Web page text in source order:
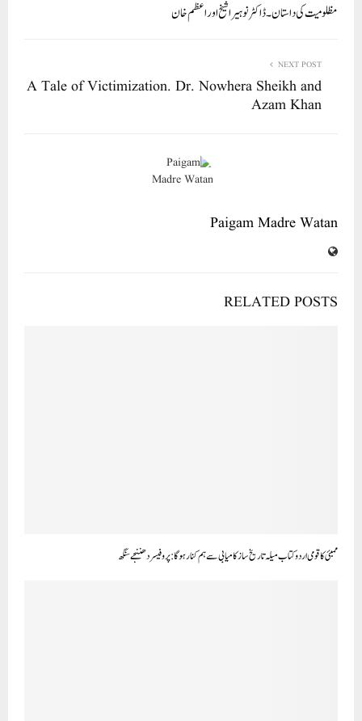
pp
مظلومیت کی داستان ۔ ڈاکٹر نوہیرا شیخ اور اعظم خان
NEXT POST
A Tale of Victimization. Dr. Nowhera Sheikh and
Azam Khan
Paigam Madre Watan
RELATED POSTS
ممبئی کا قومی اردو کتاب میلہ تاریخ ساز کامیابی سے ہم کنار ہوگا : پروفیسر دھننجے سنگھ